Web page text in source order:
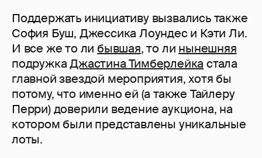
Поддержать инициативу вызвались также
София Буш, Джессика Лоундес и Кэти Ли.
И все же то ли бывшая, то ли нынешняя
подружкаДжастина Тимберлейка стала
главной звездой мероприятия, хотя бы
потому, что именно ей (а также Тайлеру
Перри) доверили ведение аукциона, на
котором были представлены уникальные
лоты.